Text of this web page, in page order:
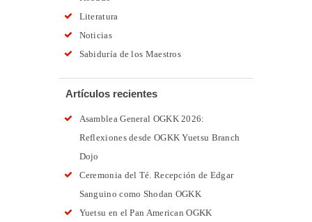
Literatura
Noticias
Sabiduría de los Maestros
Artículos recientes
Asamblea General OGKK 2026:
Reflexiones desde OGKK Yuetsu Branch
Dojo
Ceremonia del Té. Recepción de Edgar
Sanguino como Shodan OGKK
Yuetsu en el Pan American OGKK